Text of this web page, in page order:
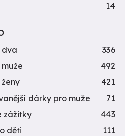
14
dva
336
492
421
dárky pro muže
71
zážitky
443
děti
111